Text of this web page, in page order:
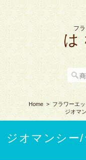
フ
は
Home フラワーエ
ジオマ
ジオマンシー